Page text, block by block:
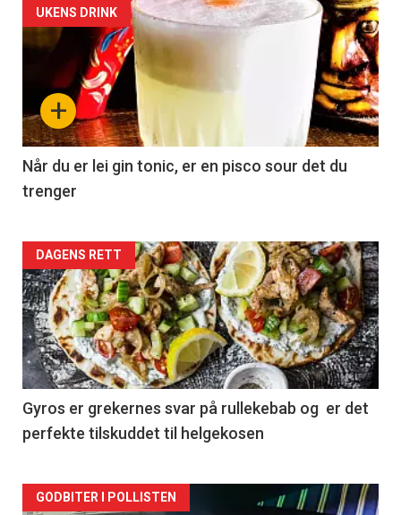
+
UKENS DRINK
Når du er lei gin tonic, er en pisco sour det du
trenger
Forsiden
akkurat
nå
-
2
DAGENS RETT
Gyros er grekernes svar på rullekebab og er det
perfekte tilskuddet til helgekosen
Forsiden
GODBITER I POLLISTEN